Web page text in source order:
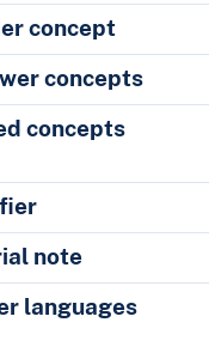
concept
concepts
concepts
note
languages